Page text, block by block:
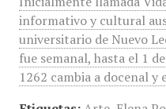
informativo y cultural
universitario de Nuevo
fue semanal, hasta el 1
1262 cambia a docenal y